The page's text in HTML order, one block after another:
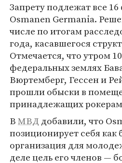
Запрету подлежат все
Osmanen Germania.
числе по итогам
года, касавшегося
Отмечается, что утром
федеральных землях
Вюртемберг, Гессен и
прошли обыски в
принадлежащих
ВМВД добавили, что
позиционирует себя как
организация для
деле цель его членов —